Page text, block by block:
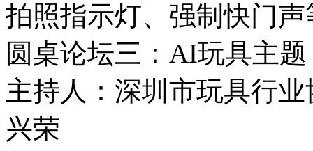
拍照指示灯、强制快门
圆桌论坛三：AI玩具主题
主持人：深圳市玩具行
兴荣